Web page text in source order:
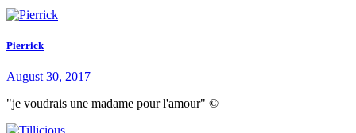
Pierrick
August 30, 2017
"je voudrais une madame pour l'amour" ©